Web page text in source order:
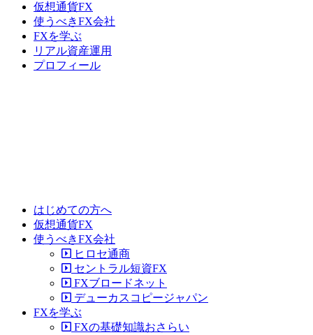
仮想通貨FX
使うべきFX会社
FXを学ぶ
リアル資産運用
プロフィール
はじめての方へ
仮想通貨FX
使うべきFX会社
ヒロセ通商
セントラル短資FX
FXブロードネット
デューカスコピージャパン
FXを学ぶ
FXの基礎知識おさらい